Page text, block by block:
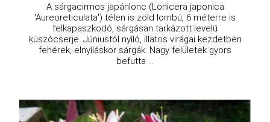
A sárgacirmos japánlonc (Lonicera japonica
'Aureoreticulata') télen is zöld lombú, 6 méterre is
felkapaszkodó, sárgásan tarkázott levelű
kúszócserje. Júniustól nyíló, illatos virágai kezdetben
fehérek, elnyíláskor sárgák. Nagy felületek gyors
befutta ...